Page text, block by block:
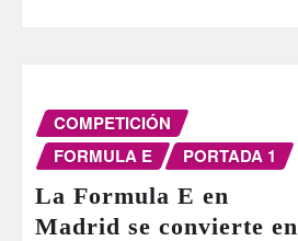
COMPETICIÓN
FORMULA E
PORTADA 1
La Formula E en
Madrid se convierte en